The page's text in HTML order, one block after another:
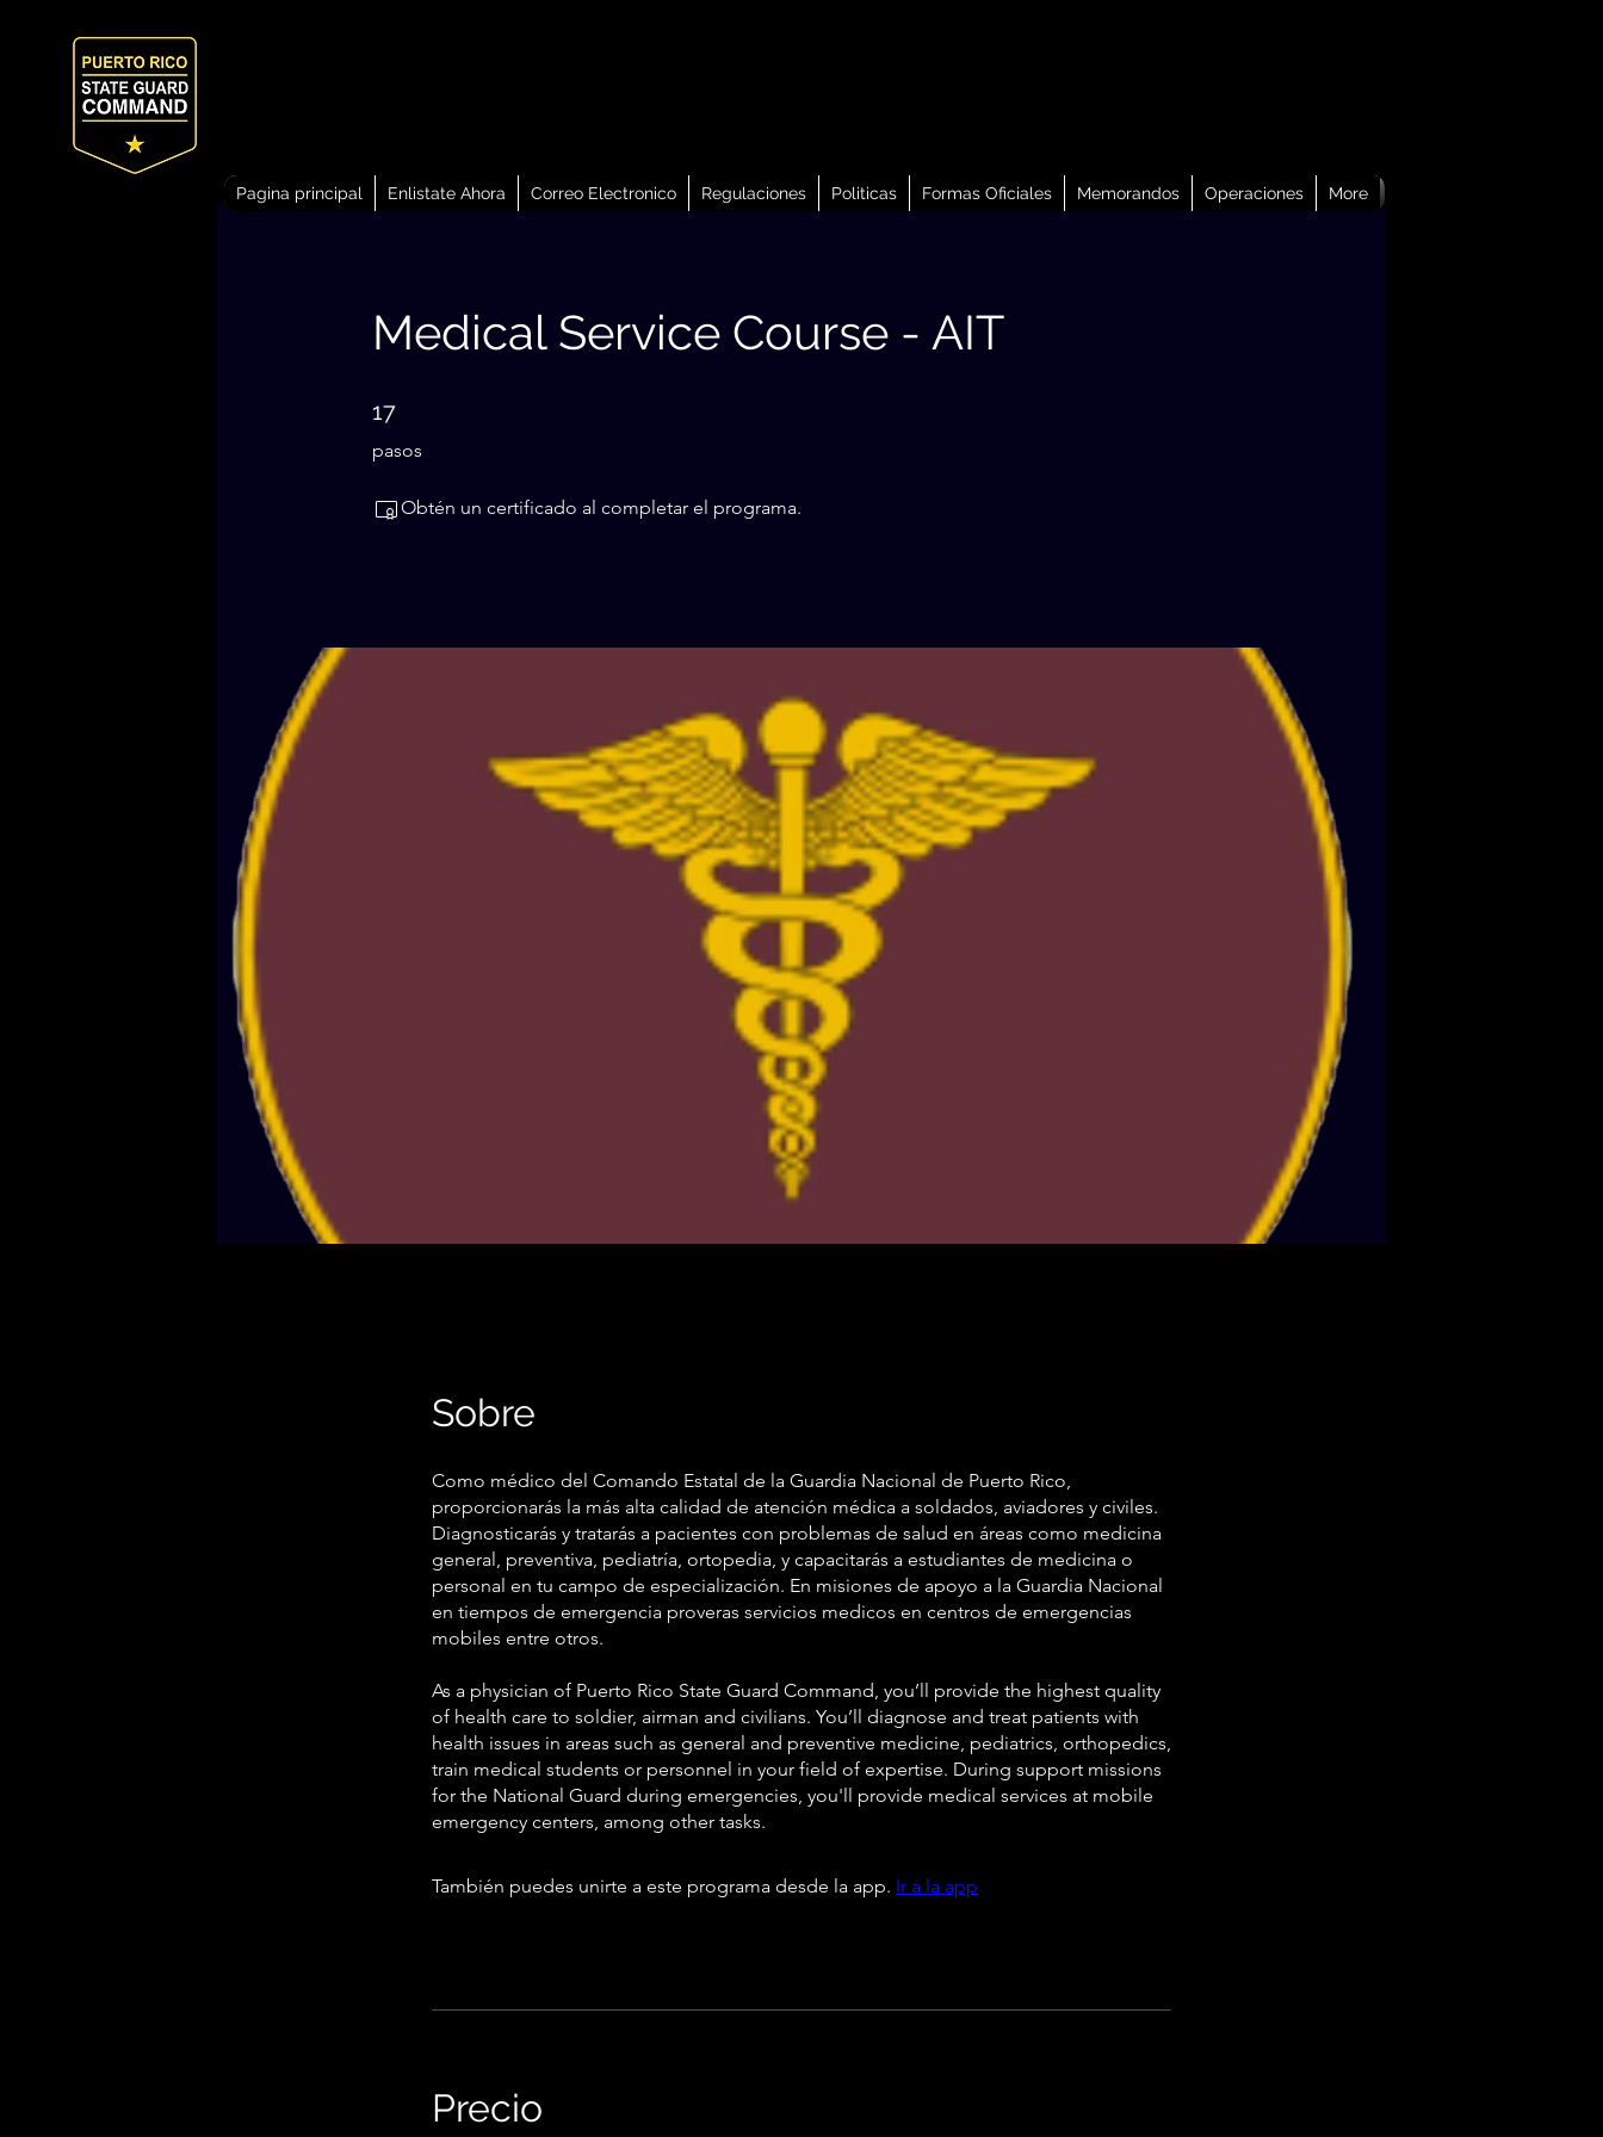
Pagina principal Enlistate Ahora Correo Electronico Regulaciones Politicas Formas Oficiales Memorandos Operaciones More
Medical Service Course - AIT
17
pasos
Obtén un certificado al completar el programa.
Sobre
Como médico del Comando Estatal de la Guardia Nacional de Puerto Rico,
proporcionarás la más alta calidad de atención médica a soldados, aviadores y civiles.
Diagnosticarás y tratarás a pacientes con problemas de salud en áreas como medicina
general, preventiva, pediatría, ortopedia, y capacitarás a estudiantes de medicina o
personal en tu campo de especialización. En misiones de apoyo a la Guardia Nacional
en tiempos de emergencia proveras servicios medicos en centros de emergencias
mobiles entre otros.
As a physician of Puerto Rico State Guard Command, you’ll provide the highest quality
of health care to soldier, airman and civilians. You’ll diagnose and treat patients with
health issues in areas such as general and preventive medicine, pediatrics, orthopedics,
train medical students or personnel in your field of expertise. During support missions
for the National Guard during emergencies, you'll provide medical services at mobile
emergency centers, among other tasks.
También puedes unirte a este programa desde la app. Ir a la app
Precio